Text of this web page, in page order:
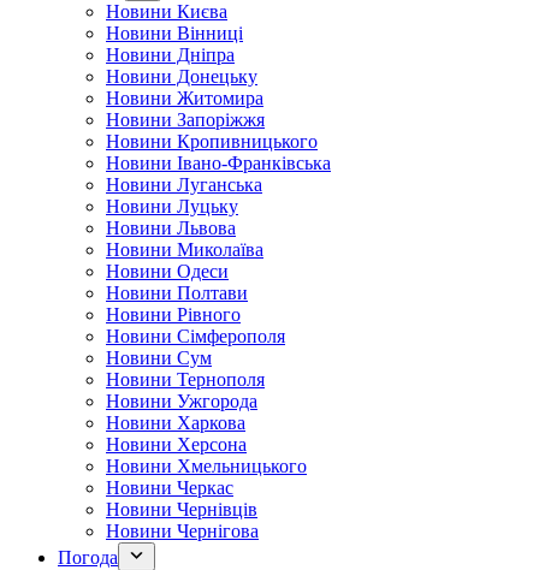
Новини Києва
Новини Вінниці
Новини Дніпра
Новини Донецьку
Новини Житомира
Новини Запоріжжя
Новини Кропивницького
Новини Івано-Франківська
Новини Луганська
Новини Луцьку
Новини Львова
Новини Миколаїва
Новини Одеси
Новини Полтави
Новини Рівного
Новини Сімферополя
Новини Сум
Новини Тернополя
Новини Ужгорода
Новини Харкова
Новини Херсона
Новини Хмельницького
Новини Черкас
Новини Чернівців
Новини Чернігова
Погода